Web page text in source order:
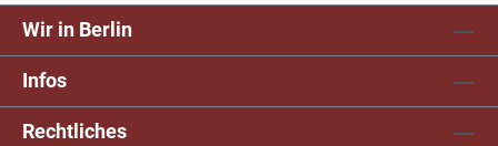
Wir in Berlin
Infos
Rechtliches